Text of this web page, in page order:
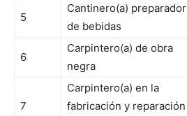
5
Cantinero(a) preparador
de bebidas
6
Carpintero(a) de obra
negra
7
Carpintero(a) en la
fabricación y reparación